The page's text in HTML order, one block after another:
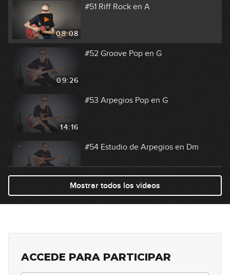
08:08
#51 Riff Rock en A
09:26
#52 Groove Pop en G
14:16
#53 Arpegios Pop en G
10:39
#54 Estudio de Arpegios en Dm
#55 Línea Melódica Blues en A
Mostrar todos los videos
ACCEDE PARA PARTICIPAR